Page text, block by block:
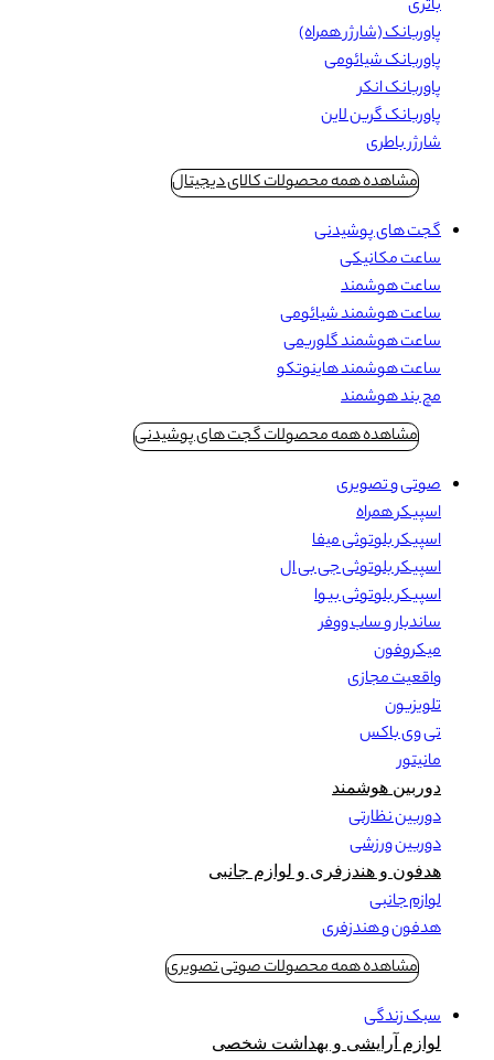
باتری
پاوربانک (شارژر همراه)
پاوربانک شیائومی
پاوربانک انکر
پاوربانک گرین لاین
شارژر باطری
مشاهده همه محصولات کالای دیجیتال
گجت های پوشیدنی
ساعت مکانیکی
ساعت هوشمند
ساعت هوشمند شیائومی
ساعت هوشمند گلوریمی
ساعت هوشمند هاینوتکو
مچ بند هوشمند
مشاهده همه محصولات گجت های پوشیدنی
صوتی و تصویری
اسپیکر همراه
اسپیکر بلوتوثی میفا
اسپیکر بلوتوثی جی بی ال
اسپیکر بلوتوثی بیوا
ساندبار و ساب ووفر
میکروفون
واقعیت مجازی
تلویزیون
تی وی باکس
مانیتور
دوربین هوشمند
دوربین نظارتی
دوربین ورزشی
هدفون و هندزفری و لوازم جانبی
لوازم جانبی
هدفون و هندزفری
مشاهده همه محصولات صوتی تصویری
سبک زندگی
لوازم آرایشی و بهداشت شخصی